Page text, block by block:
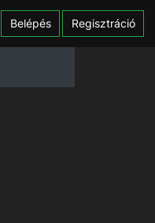
Belépés Regisztráció